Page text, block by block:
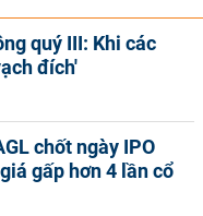
quý III: Khi các
đích'
chốt ngày IPO
gấp hơn 4 lần cổ